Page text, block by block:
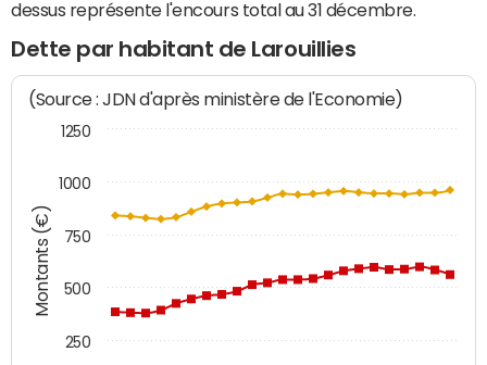
dessus représente l'encours total au 31 décembre.
Dette par habitant de Larouillies
Montants (€)
(Source : JDN d'après ministère de l'Economie)
250
500
750
1000
1250